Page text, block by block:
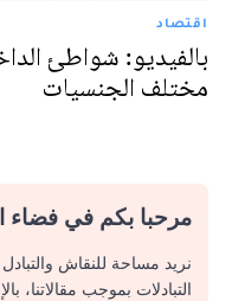
اقتصاد
بالفيديو: شواطئ
مختلف الجنسيات
مرحبا بكم في فضاء
نريد مساحة للنقاش
التبادلات بموجب مقالاتنا،